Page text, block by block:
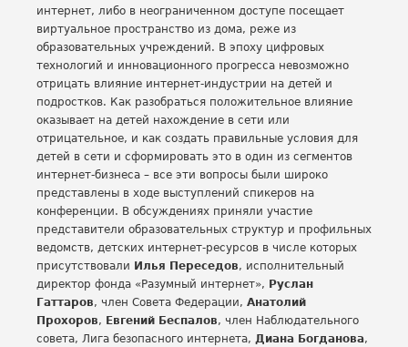
интернет, либо в неограниченном доступе посещает
виртуальное пространство из дома, реже из
образовательных учреждений. В эпоху цифровых
технологий и инновационного прогресса невозможно
отрицать влияние интернет-индустрии на детей и
подростков. Как разобраться положительное влияние
оказывает на детей нахождение в сети или
отрицательное, и как создать правильные условия для
детей в сети и сформировать это в один из сегментов
интернет-бизнеса – все эти вопросы были широко
представлены в ходе выступлений спикеров на
конференции. В обсуждениях приняли участие
представители образовательных структур и профильных
ведомств, детских интернет-ресурсов в числе которых
присутствовали Илья Переседов, исполнительный
директор фонда «Разумный интернет», Руслан
Гаттаров, член Совета Федерации, Анатолий
Прохоров, Евгений Беспалов, член Наблюдательного
совета, Лига безопасного интернета, Диана Богданова,